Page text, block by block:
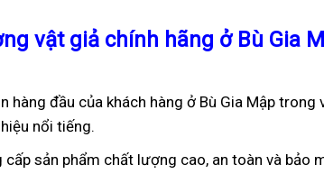
vật giả chính hãng ở Bù Gia
đầu của khách hàng ở Bù Gia Mập
nổi tiếng.
sản phẩm chất lượng cao, an toàn và bảo